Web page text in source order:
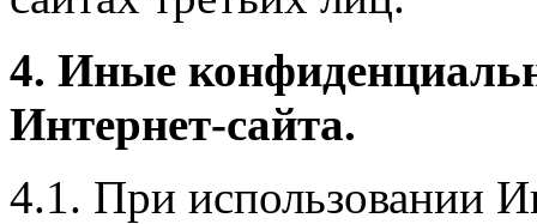
4. Иные
Интернет-сайта.
4.1. При использовании